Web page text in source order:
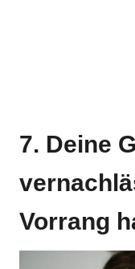
7. Deine
Vorrang